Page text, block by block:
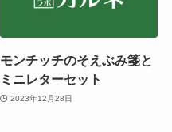
モンチッチのそえぶみ箋と
ミニレターセット
2023年12月28日